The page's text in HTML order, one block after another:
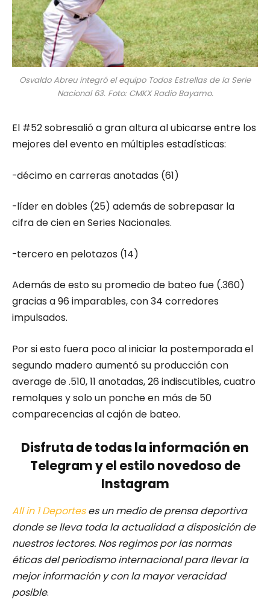
Osvaldo Abreu integró el equipo Todos Estrellas de la Serie
Nacional 63. Foto: CMKX Radio Bayamo.
El #52 sobresalió a gran altura al ubicarse entre los
mejores del evento en múltiples estadísticas:
-décimo en carreras anotadas (61)
-líder en dobles (25) además de sobrepasar la
cifra de cien en Series Nacionales.
-tercero en pelotazos (14)
Además de esto su promedio de bateo fue (.360)
gracias a 96 imparables, con 34 corredores
impulsados.
Por si esto fuera poco al iniciar la postemporada el
segundo madero aumentó su producción con
average de .510, 11 anotadas, 26 indiscutibles, cuatro
remolques y solo un ponche en más de 50
comparecencias al cajón de bateo.
Disfruta de todas la información en
Telegram y el estilo novedoso de
Instagram
All in 1 Deporteses un medio de prensa deportiva
donde se lleva toda la actualidad a disposición de
nuestros lectores. Nos regimos por las normas
éticas del periodismo internacional para llevar la
mejor información y con la mayor veracidad
posible.